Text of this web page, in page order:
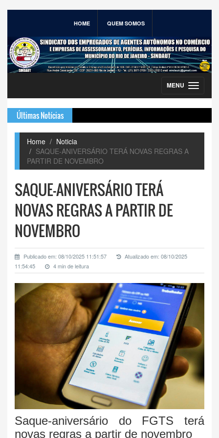
HOME QUEM SOMOS
Toggle
MENU
Últimas Notícias
Home
Noticia
SAQUE-ANIVERSÁRIO TERÁ NOVAS REGRAS A
PARTIR DE NOVEMBRO
SAQUE-ANIVERSÁRIO TERÁ
NOVAS REGRAS A PARTIR DE
NOVEMBRO
Publicado em: 08/10/2025 11:51:57
Atualizado em: 08/10/2025
11:54:45
4 min de leitura
Saque-aniversário do FGTS terá
novas regras a partir de novembro